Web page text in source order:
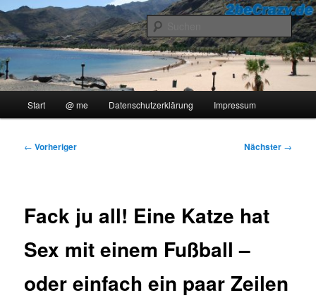
Zum
primären
Inhalt
springen2beCrazy
..::Ollis Blog::..
Start @ me Datenschutzerklärung Impressum
Beitragsnavigation
← Vorheriger Nächster →
Fack ju all! Eine Katze hat
Sex mit einem Fußball –
oder einfach ein paar Zeilen